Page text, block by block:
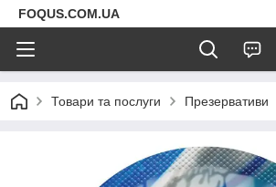
FOQUS.COM.UA
Товари та послуги Презервативи